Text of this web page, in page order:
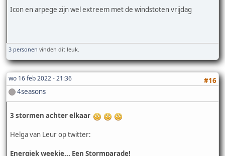
Icon en arpege zijn wel extreem met de windstoten vrijdag
3 personen vinden dit leuk.
wo 16 feb 2022 - 21:36
#16
4seasons
3 stormen achter elkaar
Helga van Leur op twitter:
Energiek weekje... Een Stormparade!